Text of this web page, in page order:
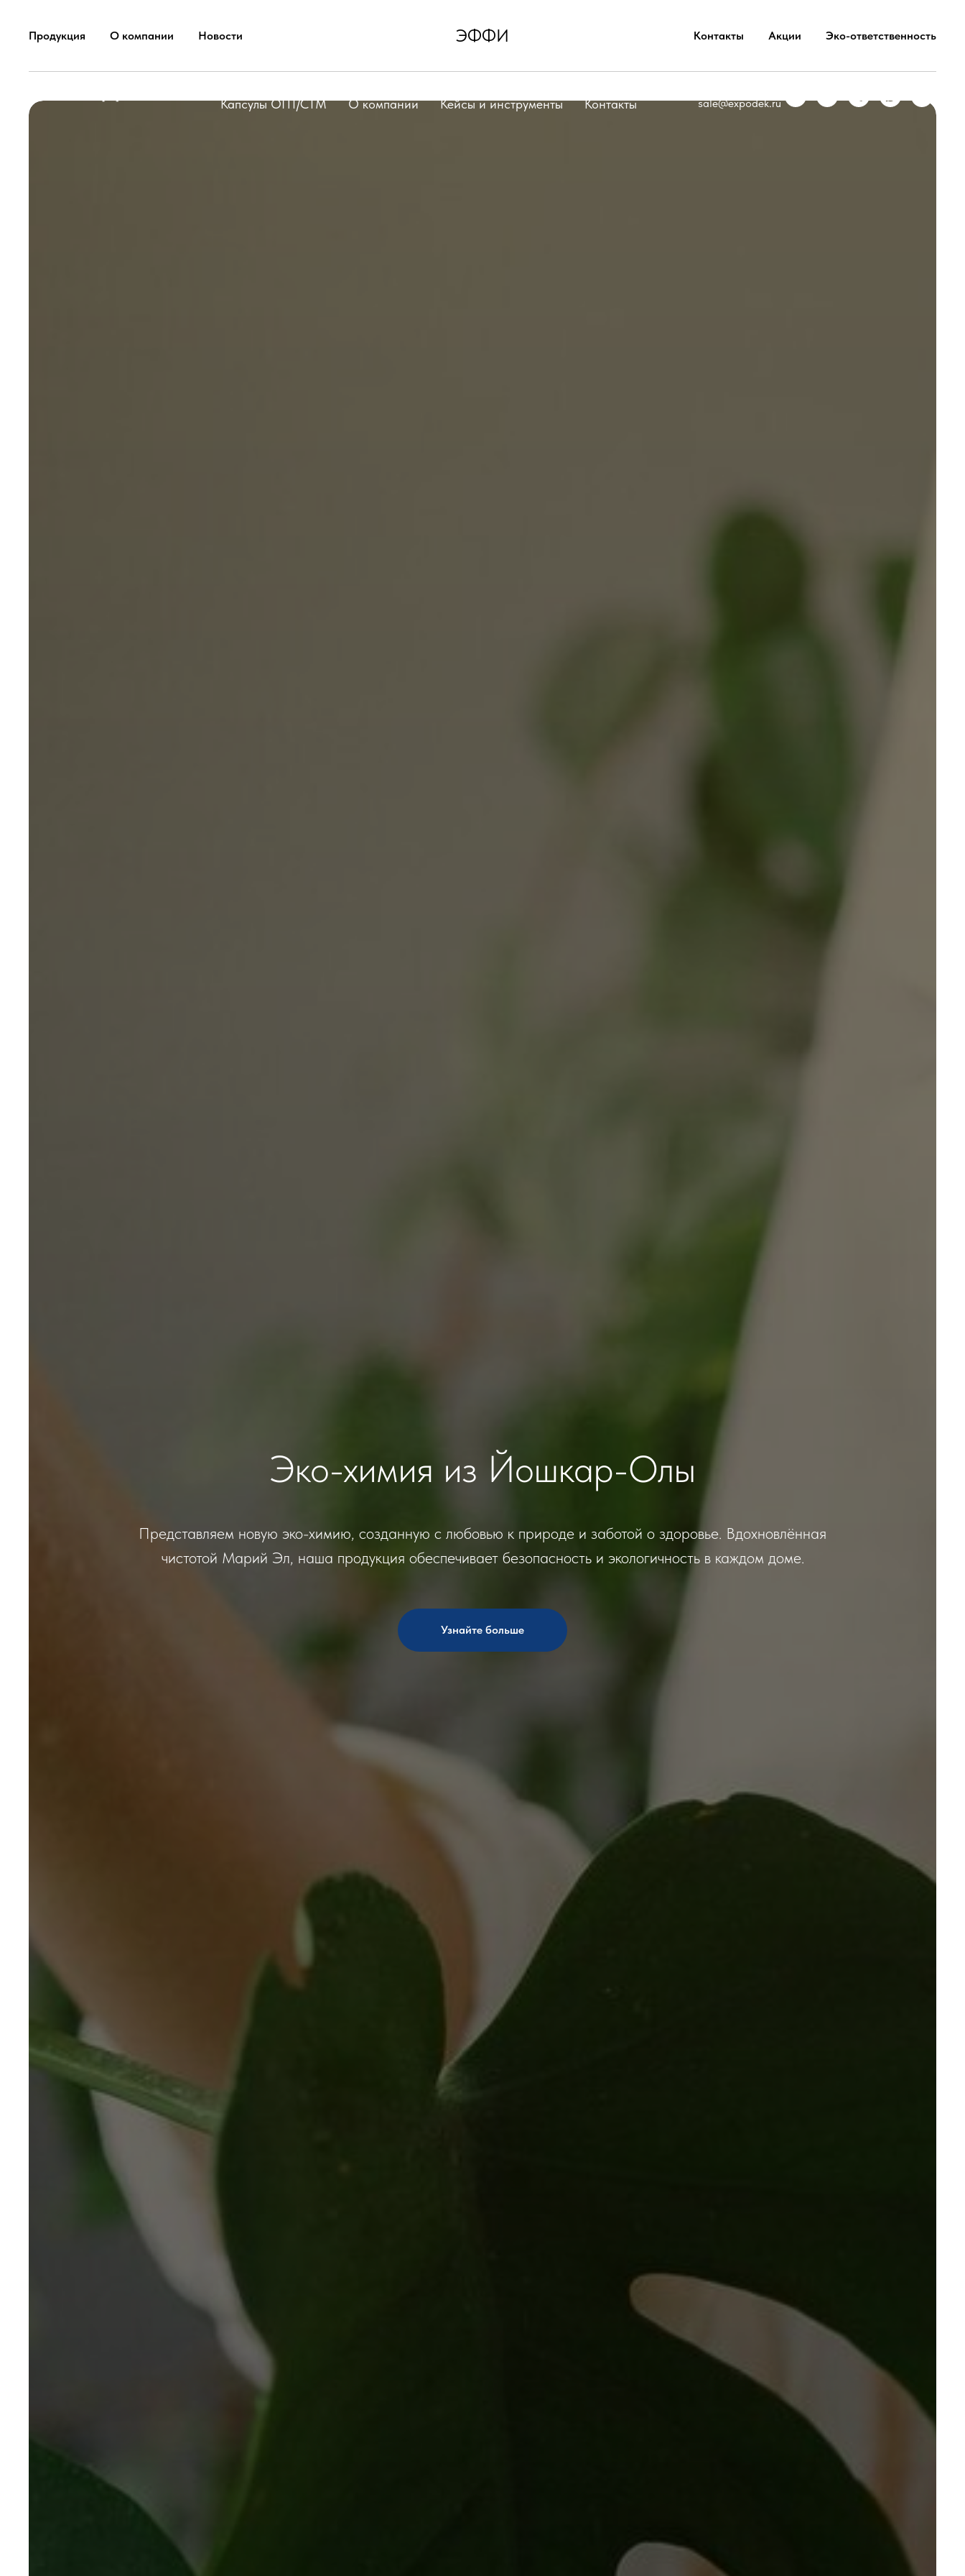
Капсулы ОПТ/СТМ
О компании Кейсы и инструменты Контакты
sale@expodek.ru
ЭФФИ
Продукция О компании Новости Контакты Акции Эко-ответственность
Эко-химия из Йошкар-Олы
Представляем новую эко-химию, созданную с любовью к природе и заботой о здоровье. Вдохновлённая
чистотой Марий Эл, наша продукция обеспечивает безопасность и экологичность в каждом доме.
Узнайте больше